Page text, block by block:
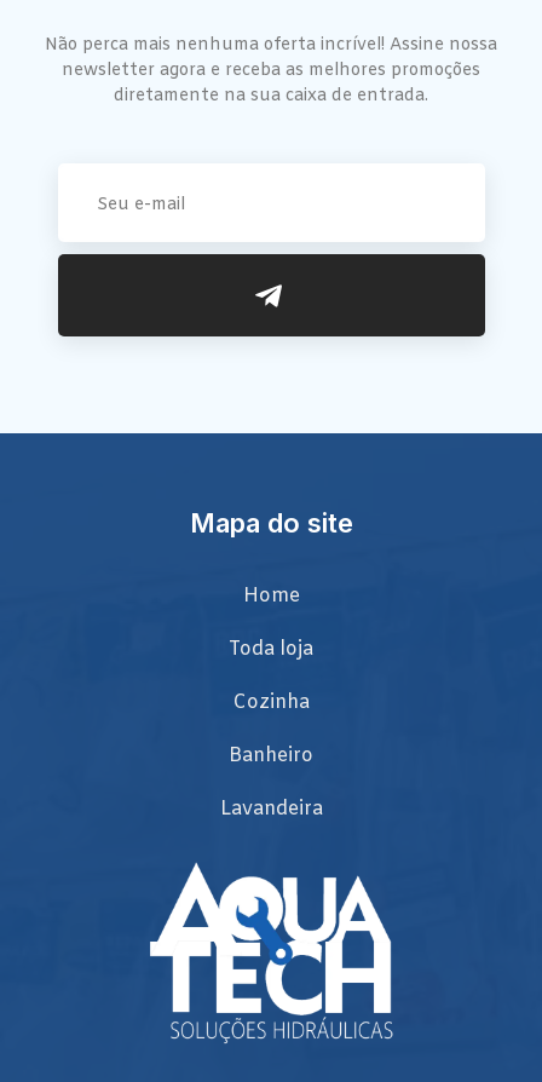
Não perca mais nenhuma oferta incrível! Assine nossa
newsletter agora e receba as melhores promoções
diretamente na sua caixa de entrada.
Mapa do site
Home
Toda loja
Cozinha
Banheiro
Lavandeira